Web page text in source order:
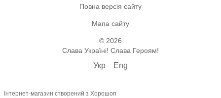
Повна версія сайту
Мапа сайту
© 2026
Слава Україні! Слава Героям!
Укр Eng
Інтернет-магазин створений з Хорошоп